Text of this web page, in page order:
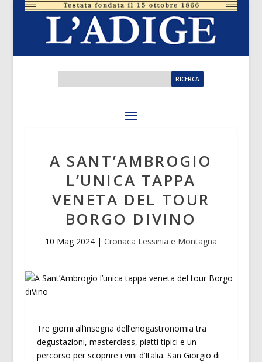
A SANT’AMBROGIO
L’UNICA TAPPA
VENETA DEL TOUR
BORGO DIVINO
10 Mag 2024| Cronaca Lessinia e Montagna
Tre giorni all’insegna dell’enogastronomia tra
degustazioni, masterclass, piatti tipici e un
percorso per scoprire i vini d’Italia. San Giorgio di